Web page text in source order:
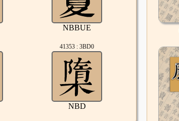
NBBUE
41353 : 3BD0
NBD